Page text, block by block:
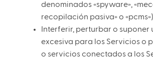
denominados «spyware»,
recopilación pasiva» o
Interferir, perturbar o suponer
excesiva para los Servicios o
o servicios conectados a los